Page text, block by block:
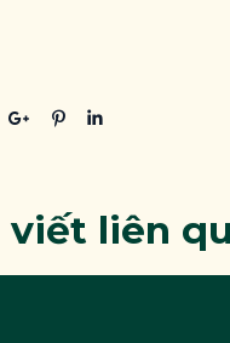
viết liên